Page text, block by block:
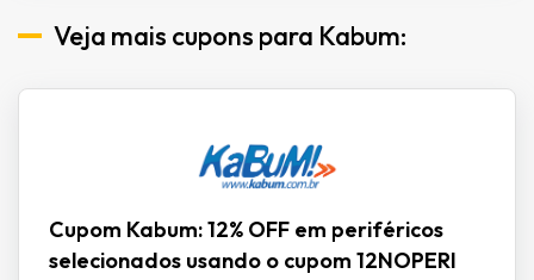
Veja mais cupons para Kabum:
Cupom Kabum: 12% OFF em periféricos
selecionados usando o cupom 12NOPERI